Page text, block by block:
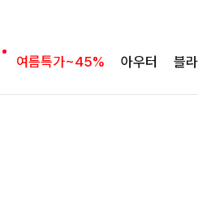
여름특가~45% 아우터 블